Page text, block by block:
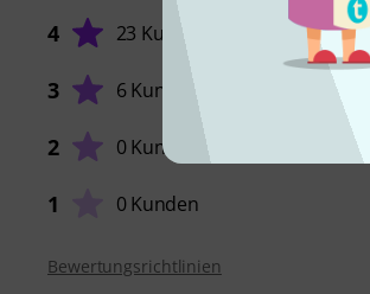
4 23 Kunden
3 6 Kunden
2 0 Kunden
1 0 Kunden
Bewertungsrichtlinien